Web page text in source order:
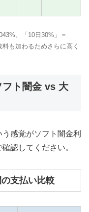
、「10日30%」＝
も加わるためさらに高く
フト闇金 vs 大
感覚がソフト闇金利
認してください。
の支払い比較